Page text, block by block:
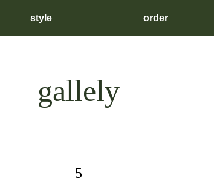
style order
gallely
5